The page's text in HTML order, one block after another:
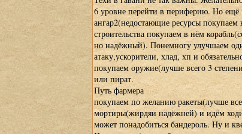
6 уровне перейти в периферию. Но ещё
ангар2(недостающие ресурсы
строительства покупаем в нём
но надёжный). Понемногу улучшаем
атаку,ускорители, хлад, хп и
покупаем оружие(лучше всего 3
или пират.
Путь фармера
покупаем по желанию ракеты(лучше
мортиры(жирдяи надёжней) и идём
может понадобиться бандероль. Ну и